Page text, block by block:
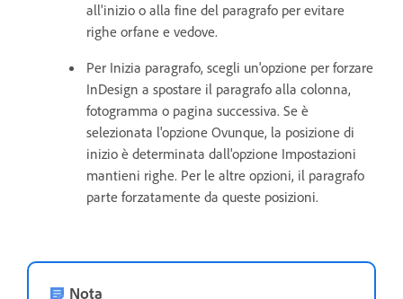
all'inizio o alla fine del paragrafo per evitare
righe orfane e vedove.
Per Inizia paragrafo, scegli un'opzione per forzare
InDesign a spostare il paragrafo alla colonna,
fotogramma o pagina successiva. Se è
selezionata l'opzione Ovunque, la posizione di
inizio è determinata dall'opzione Impostazioni
mantieni righe. Per le altre opzioni, il paragrafo
parte forzatamente da queste posizioni.
Nota